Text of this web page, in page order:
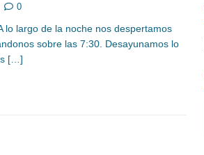
0
lo largo de la noche nos despertamos
sobre las 7:30. Desayunamos lo
[…]